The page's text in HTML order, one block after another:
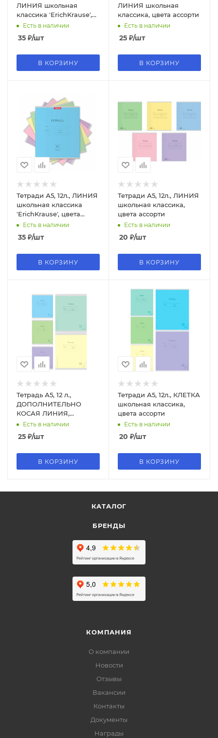
ЛИНИЯ школьная
классика 'ErichKrause',
цвета ассорти
Есть в наличии
35 ₽/шт
В КОРЗИНУ
ЛИНИЯ школьная
классика, цвета ассорти
Есть в наличии
25 ₽/шт
В КОРЗИНУ
Тетради А5, 12л., ЛИНИЯ
школьная классика
'ErichKrause', цвета
ассорти
Есть в наличии
35 ₽/шт
В КОРЗИНУ
Тетради А5, 12л., ЛИНИЯ
школьная классика,
цвета ассорти
Есть в наличии
20 ₽/шт
В КОРЗИНУ
Тетрадь А5, 12 л.,
ДОПОЛНИТЕЛЬНО
КОСАЯ ЛИНИЯ,
школьная классика,
цвета ассорти
Есть в наличии
25 ₽/шт
В КОРЗИНУ
Тетради А5, 12л., КЛЕТКА
школьная классика,
цвета ассорти
Есть в наличии
20 ₽/шт
В КОРЗИНУ
КАТАЛОГ
БРЕНДЫ
КОМПАНИЯ
О компании
Новости
Отзывы
Вакансии
Контакты
Документы
Награды